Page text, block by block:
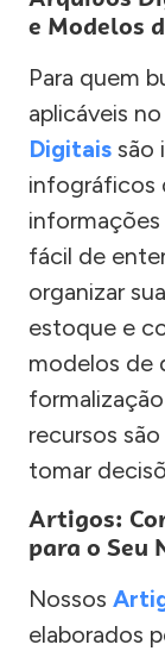
e Modelos
Para quem
aplicáveis
Digitais são
infográficos
informações
fácil de
organizar
estoque e
modelos de
recursos
tomar
Artigos:
para o Seu
Nossos
elaborados